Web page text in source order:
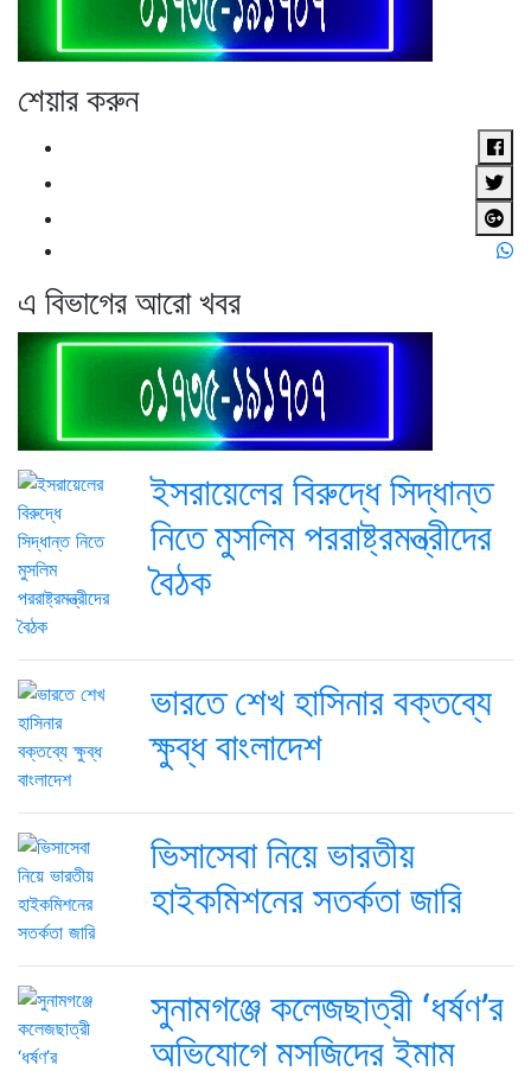
শেয়ার করুন
এ বিভাগের আরো খবর
ইসরায়েলের বিরুদ্ধে সিদ্ধান্ত
নিতে মুসলিম পররাষ্ট্রমন্ত্রীদের
বৈঠক
ভারতে শেখ হাসিনার বক্তব্যে
ক্ষুব্ধ বাংলাদেশ
ভিসাসেবা নিয়ে ভারতীয়
হাইকমিশনের সতর্কতা জারি
সুনামগঞ্জে কলেজছাত্রী ‘ধর্ষণ’র
অভিযোগে মসজিদের ইমাম